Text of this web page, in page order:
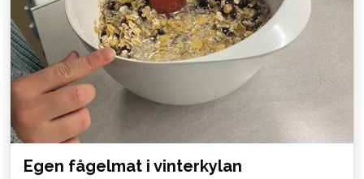
Egen fågelmat i vinterkylan